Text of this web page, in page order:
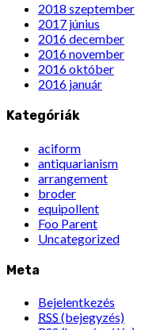
2018 szeptember
2017 június
2016 december
2016 november
2016 október
2016 január
Kategóriák
aciform
antiquarianism
arrangement
broder
equipollent
Foo Parent
Uncategorized
Meta
Bejelentkezés
RSS (bejegyzés)